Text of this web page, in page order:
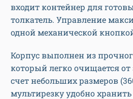
входит контейнер для
толкатель. Управление
одной механической
Корпус выполнен из
который легко очищается от
счет небольших размеров
мультирезку удобно